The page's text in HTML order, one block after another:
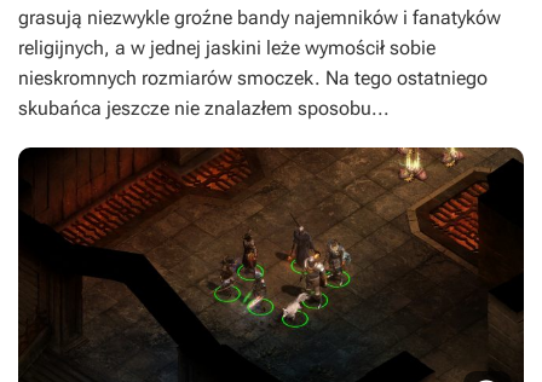
grasują niezwykle groźne bandy najemników i fanatyków
religijnych, a w jednej jaskini leże wymościł sobie
nieskromnych rozmiarów smoczek. Na tego ostatniego
skubańca jeszcze nie znalazłem sposobu...